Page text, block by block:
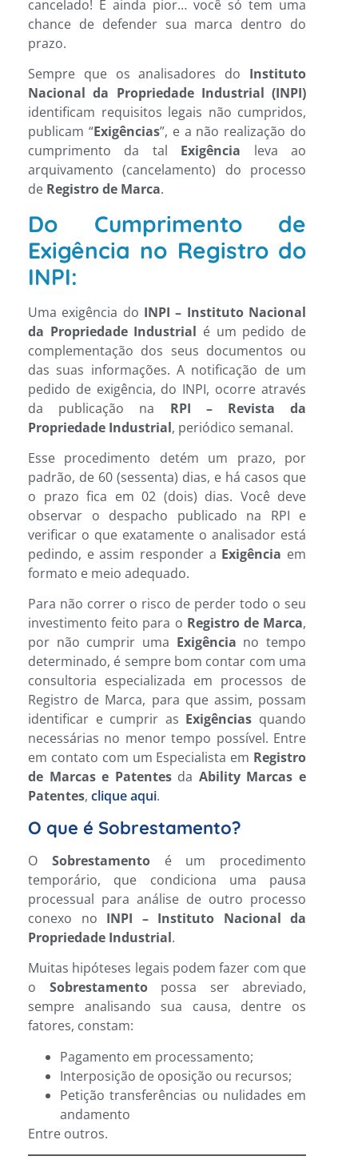
cancelado! E ainda pior… você só tem uma
chance de defender sua marca dentro do
prazo.
Sempre que os analisadores do Instituto
Nacional da Propriedade Industrial (INPI)
identificam requisitos legais não cumpridos,
publicam “Exigências”, e a não realização do
cumprimento da tal Exigência leva ao
arquivamento (cancelamento) do processo
de Registro de Marca.
Do Cumprimento de
Exigência no Registro do
INPI:
Uma exigência do INPI – Instituto Nacional
da Propriedade Industrial é um pedido de
complementação dos seus documentos ou
das suas informações. A notificação de um
pedido de exigência, do INPI, ocorre através
da publicação na RPI – Revista da
Propriedade Industrial, periódico semanal.
Esse procedimento detém um prazo, por
padrão, de 60 (sessenta) dias, e há casos que
o prazo fica em 02 (dois) dias. Você deve
observar o despacho publicado na RPI e
verificar o que exatamente o analisador está
pedindo, e assim responder a Exigência em
formato e meio adequado.
Para não correr o risco de perder todo o seu
investimento feito para o Registro de Marca,
por não cumprir uma Exigência no tempo
determinado, é sempre bom contar com uma
consultoria especializada em processos de
Registro de Marca, para que assim, possam
identificar e cumprir as Exigências quando
necessárias no menor tempo possível. Entre
em contato com um Especialista em Registro
de Marcas e Patentesda Ability Marcas e
Patentes, clique aqui.
O que é Sobrestamento?
O Sobrestamentoé um procedimento
temporário, que condiciona uma pausa
processual para análise de outro processo
conexo no INPI – Instituto Nacional da
Propriedade Industrial.
Muitas hipóteses legais podem fazer com que
o Sobrestamentopossa ser abreviado,
sempre analisando sua causa, dentre os
fatores, constam:
Pagamento em processamento;
Interposição de oposição ou recursos;
Petição transferências ou nulidades em
andamento
Entre outros.